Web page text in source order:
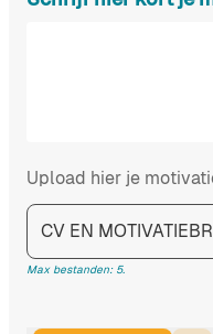
Upload hier je
CV EN
Max bestanden: 5.